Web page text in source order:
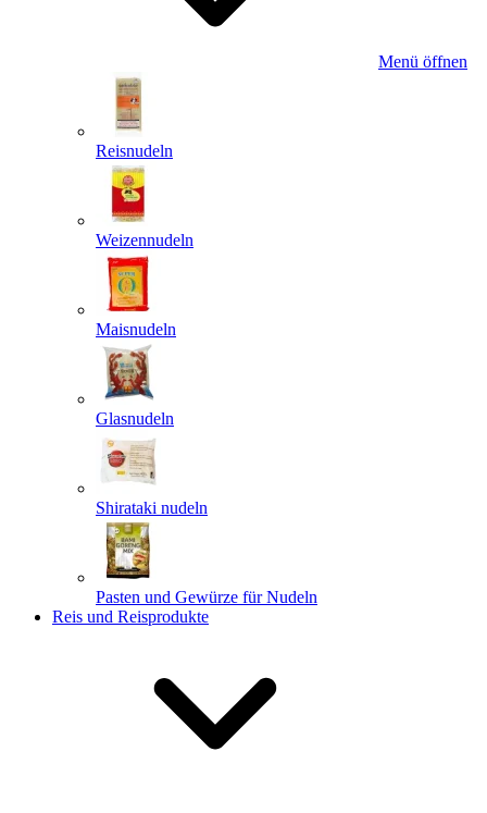
Menü öffnen
Reisnudeln
Weizennudeln
Maisnudeln
Glasnudeln
Shirataki nudeln
Pasten und Gewürze für Nudeln
Reis und Reisprodukte